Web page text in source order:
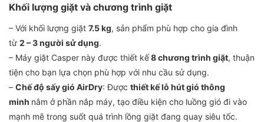
Khối lượng giặt và chương trình giặt
– Với khối lượng giặt 7.5 kg, sản phẩm phù hợp cho gia đình
từ 2 – 3 người sử dụng.
– Máy giặt Casper này được thiết kế8 chương trình giặt, thuận
tiện cho bạn lựa chọn phù hợp với nhu cầu sử dụng.
– Chế độ sấy gió AirDry: Được thiết kế lỗ hút gió thông
minh nằm ở phần nắp máy, tạo điều kiện cho luồng gió đi vào
mạnh mẽ trong suốt quá trình lồng giặt đang quay siêu tốc.